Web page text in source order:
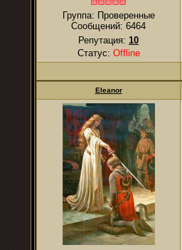
Группа: Проверенные
Сообщений: 6464
Репутация: 10
Статус: Offline
Eleanor